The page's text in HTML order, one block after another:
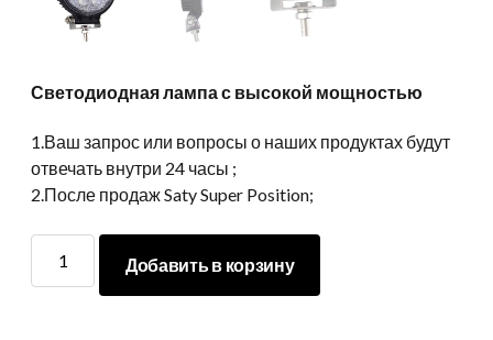
Светодиодная лампа с высокой мощностью
1.Ваш запрос или вопросы о наших продуктах будут
отвечать внутри 24 часы ;
2.После продаж Saty Super Position;
лампа
Добавить в корзину